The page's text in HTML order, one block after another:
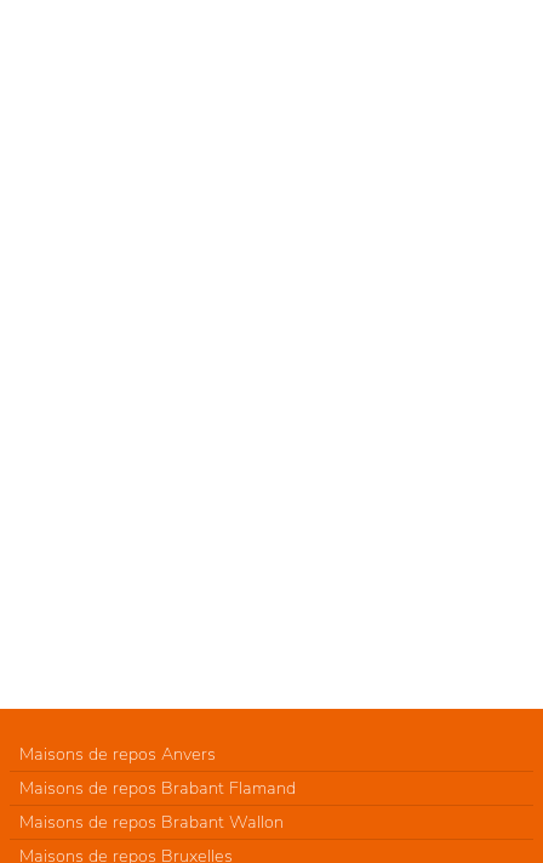
Maisons de repos Anvers
Maisons de repos Brabant Flamand
Maisons de repos Brabant Wallon
Maisons de repos Bruxelles